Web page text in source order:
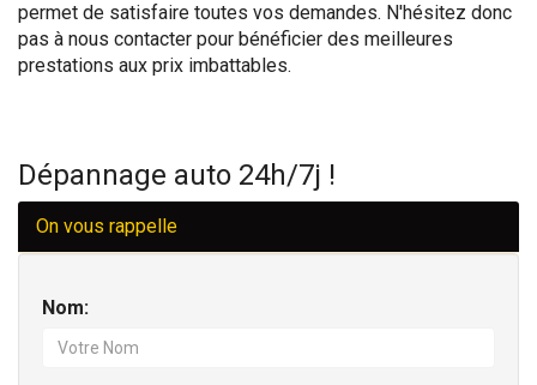
permet de satisfaire toutes vos demandes. N'hésitez donc
pas à nous contacter pour bénéficier des meilleures
prestations aux prix imbattables.
Dépannage auto 24h/7j !
On vous rappelle
Nom: